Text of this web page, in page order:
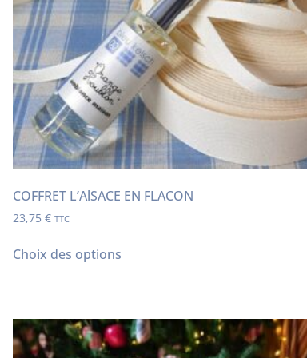
COFFRET L’AlSACE EN FLACON
23,75€ TTC
Choix des options